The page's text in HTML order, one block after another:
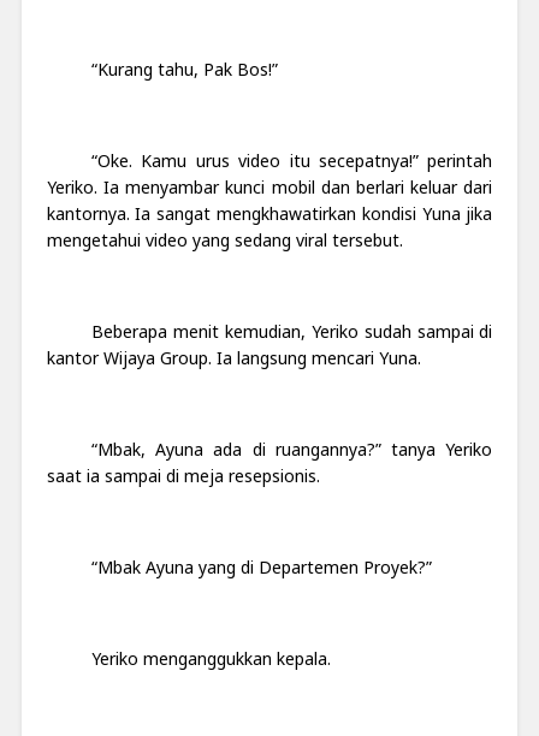
“Kurang tahu, Pak Bos!”
“Oke. Kamu urus video itu secepatnya!” perintah
Yeriko. Ia menyambar kunci mobil dan berlari keluar dari
kantornya. Ia sangat mengkhawatirkan kondisi Yuna jika
mengetahui video yang sedang viral tersebut.
Beberapa menit kemudian, Yeriko sudah sampai di
kantor Wijaya Group. Ia langsung mencari Yuna.
“Mbak, Ayuna ada di ruangannya?” tanya Yeriko
saat ia sampai di meja resepsionis.
“Mbak Ayuna yang di Departemen Proyek?”
Yeriko menganggukkan kepala.